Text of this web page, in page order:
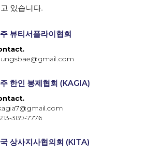
있습니다.
뷰티서플라이협회
한인 봉제협회 (KAGIA)
389-7776
상사지사협의회 (KITA)